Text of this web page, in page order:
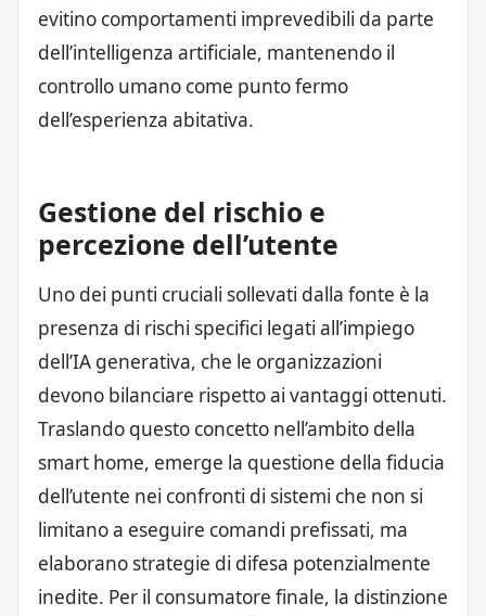
evitino comportamenti imprevedibili da parte
dell’intelligenza artificiale, mantenendo il
controllo umano come punto fermo
dell’esperienza abitativa.
Gestione del rischio e
percezione dell’utente
Uno dei punti cruciali sollevati dalla fonte è la
presenza di rischi specifici legati all’impiego
dell’IA generativa, che le organizzazioni
devono bilanciare rispetto ai vantaggi ottenuti.
Traslando questo concetto nell’ambito della
smart home, emerge la questione della fiducia
dell’utente nei confronti di sistemi che non si
limitano a eseguire comandi prefissati, ma
elaborano strategie di difesa potenzialmente
inedite. Per il consumatore finale, la distinzione